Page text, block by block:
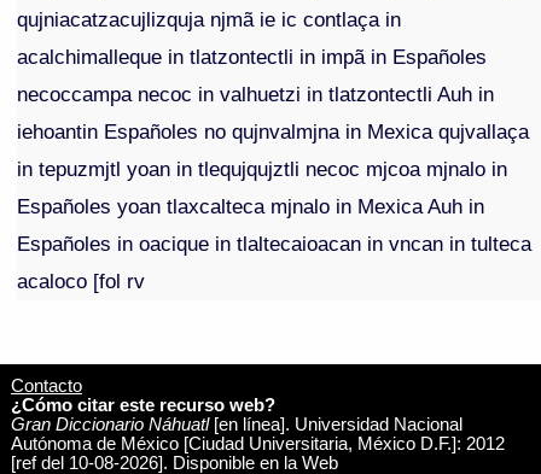
qujniacatzacujlizquja njmã ie ic contlaça in
acalchimalleque in tlatzontectli in impã in Españoles
necoccampa necoc in valhuetzi in tlatzontectli Auh in
iehoantin Españoles no qujnvalmjna in Mexica qujvallaça
in tepuzmjtl yoan in tlequjqujztli necoc mjcoa mjnalo in
Españoles yoan tlaxcalteca mjnalo in Mexica Auh in
Españoles in oacique in tlaltecaioacan in vncan in tulteca
acaloco [fol rv
Contacto
¿Cómo citar este recurso web?
Gran Diccionario Náhuatl[en línea]. Universidad Nacional
Autónoma de México [Ciudad Universitaria, México D.F.]: 2012
[ref del 10-08-2026]. Disponible en la Web